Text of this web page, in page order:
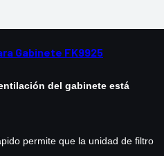
Gabinete FK9925
del gabinete está
permite que la unidad de filtro